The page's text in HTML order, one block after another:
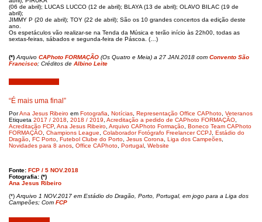
(06 de abril); LUCAS LUCCO (12 de abril); BLAYA (13 de abril); OLAVO BILAC (19 de
abril);
JIMMY P (20 de abril); TOY (22 de abril); São os 10 grandes concertos da edição deste
ano.
Os espetáculos vão realizar-se na Tenda da Música e terão início às 22h00, todas as
sextas-feiras, sábados e segunda-feira de Páscoa. (…)
(*) Arquivo CAPhoto FORMAÇÃO (Os Quatro e Meia) a 27 JAN.2018 com Convento São
Francisco; Créditos de Albino Leite
“É mais uma final”
PorAna Jesus Ribeiro em Fotografia Notícias Representação Office CAPhoto Veteranos
Etiqueta 2017 / 2018 2018 / 2019 Acreditação a pedido de CAPhoto FORMAÇÃO
Acreditação FCP, Ana Jesus Ribeiro Arquivo CAPhoto Formação Boneco Team CAPhoto
FORMAÇÃO Champions League Colaborador Fotógrafo Freelancer CCPJ Estádio do
Dragão FC Porto Futebol Clube do Porto Jesus Corona Liga dos Campeões
Novidades para 8 anos Office CAPhoto Portugal Website
Fonte: FCP / 5 NOV.2018
Fotografia: (*)
Ana Jesus Ribeiro
(*) Arquivo 1 NOV.2017 em Estádio do Dragão, Porto, Portugal, em jogo para a Liga dos
Campeões; Com FCP